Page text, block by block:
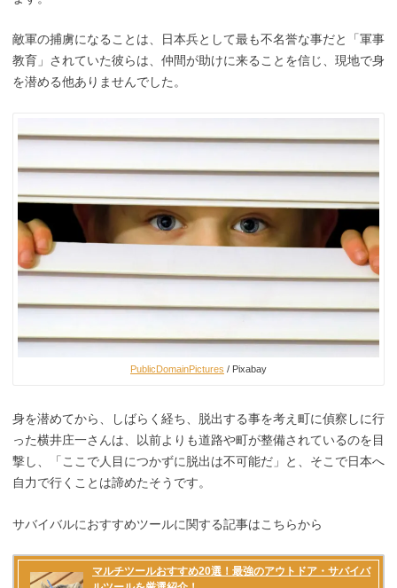
敵軍の捕虜になることは、日本兵として最も不名誉な事だと「軍事
教育」されていた彼らは、仲間が助けに来ることを信じ、現地で身
を潜める他ありませんでした。
PublicDomainPictures / Pixabay
身を潜めてから、しばらく経ち、脱出する事を考え町に偵察しに行
った横井庄一さんは、以前よりも道路や町が整備されているのを目
撃し、「ここで人目につかずに脱出は不可能だ」と、そこで日本へ
自力で行くことは諦めたそうです。
サバイバルにおすすめツールに関する記事はこちらから